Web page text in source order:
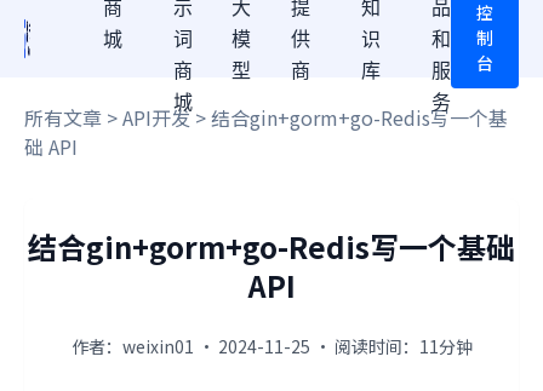
商
城
示
词
商
城
大
模
型
提
供
商
知
识
库
品
和
服
务
控
制
台
所有文章 >API开发> 结合gin+gorm+go-Redis写一个基
础 API
结合gin+gorm+go-Redis写一个基础
API
作者：weixin01 · 2024-11-25 · 阅读时间：11分钟